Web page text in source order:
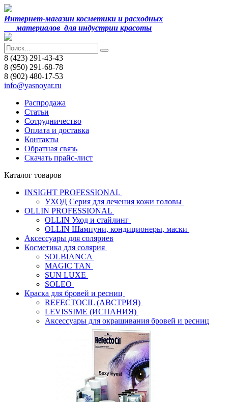
Интернет-магазин косметики и расходных
материалов для индустрии красоты
8 (423) 291-43-43
8 (950) 291-68-78
8 (902) 480-17-53
info@yasnoyar.ru
Распродажа
Статьи
Сотрудничество
Оплата и доставка
Контакты
Обратная связь
Скачать прайс-лист
Каталог товаров
INSIGHT PROFESSIONAL
УХОД Серия для лечения кожи головы
OLLIN PROFESSIONAL
OLLIN Уход и стайлинг
OLLIN Шампуни, кондиционеры, маски
Аксессуары для соляриев
Косметика для солярия
SOLBIANCA
MAGIC TAN
SUN LUXE
SOLEO
Краска для бровей и ресниц
REFECTOCIL (АВСТРИЯ)
LEVISSIME (ИСПАНИЯ)
Аксессуары для окрашивания бровей и ресниц